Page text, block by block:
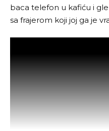
baca telefon u kafiću i
sa frajerom koji joj ga je